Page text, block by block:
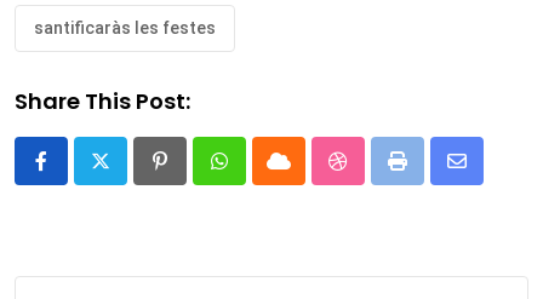
santificaràs les festes
Share This Post:
PinterestWhatsappCloud StumbleUpon
Print
Share